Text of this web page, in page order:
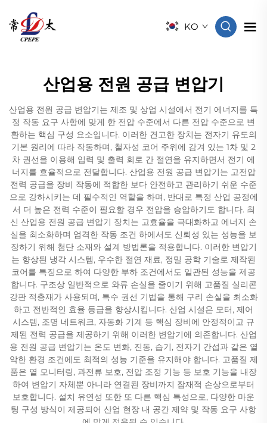
KO
산업용 전원 공급 변압기
산업용 전원 공급 변압기는 제조 및 상업 시설에서 전기 에너지를 특
정 작동 요구 사항에 맞게 한 전압 수준에서 다른 전압 수준으로 변
환하는 핵심 구성 요소입니다. 이러한 견고한 장치는 전자기 유도의
기본 원리에 따라 작동하며, 철자성 코어 주위에 감겨 있는 1차 및 2
차 권선을 이용해 입력 및 출력 회로 간 절연을 유지하면서 전기 에
너지를 효율적으로 전달합니다. 산업용 전원 공급 변압기는 고전압
전력 공급을 장비 작동에 적합한 보다 안전하고 관리하기 쉬운 수준
으로 강하시키는 데 필수적인 역할을 하며, 반대로 특정 산업 공정에
서 더 높은 전력 수준이 필요할 경우 전압을 승압하기도 합니다. 최
신 산업용 전원 공급 변압기 장치는 고효율을 극대화하고 에너지 손
실을 최소화하며 엄격한 작동 조건 하에서도 신뢰성 있는 성능을 보
장하기 위해 첨단 소재와 설계 방법론을 적용합니다. 이러한 변압기
는 향상된 냉각 시스템, 우수한 절연 재료, 정밀 공학 기술로 제작된
코어를 특징으로 하여 다양한 부하 조건에서도 일관된 성능을 제공
합니다. 구조상 일반적으로 와류 손실을 줄이기 위해 고품질 실리콘
강판 적층재가 사용되며, 특수 권선 기법을 통해 구리 손실을 최소화
하고 전반적인 효율 등급을 향상시킵니다. 산업 시설은 모터, 제어
시스템, 조명 네트워크, 자동화 기계 등 핵심 장비에 안정적이고 규
제된 전력 공급을 제공하기 위해 이러한 변압기에 의존합니다. 산업
용 전원 공급 변압기는 온도 변화, 진동, 습기, 전자기 간섭과 같은 열
악한 환경 조건에도 최적의 성능 기준을 유지해야 합니다. 고품질 제
품은 열 모니터링, 과전류 보호, 전압 조정 기능 등 보호 기능을 내장
하여 변압기 자체뿐 아니라 연결된 장비까지 잠재적 손상으로부터
보호합니다. 설치 유연성 또한 또 다른 핵심 특성으로, 다양한 마운
팅 구성 방식이 제공되어 산업 현장 내 공간 제약 및 작동 요구 사항